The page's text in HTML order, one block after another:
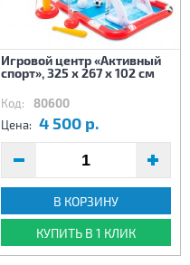
Игровой центр «Активный
спорт», 325 х 267 х 102 см
Код: 80600
Цена: 4 500 р.
В КОРЗИНУ
КУПИТЬ В 1 КЛИК